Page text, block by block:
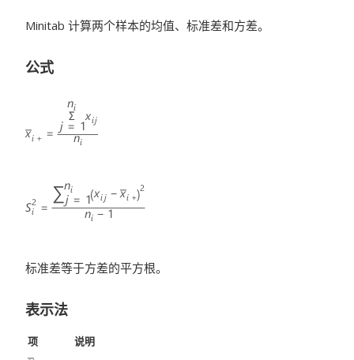
Minitab 计算两个样本的均值、标准差和方差。
公式
标准差等于方差的平方根。
表示法
项 说明